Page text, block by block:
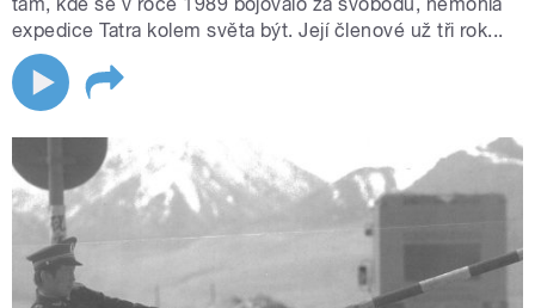
expedice Tatra kolem světa být. Její členové už tři rok...